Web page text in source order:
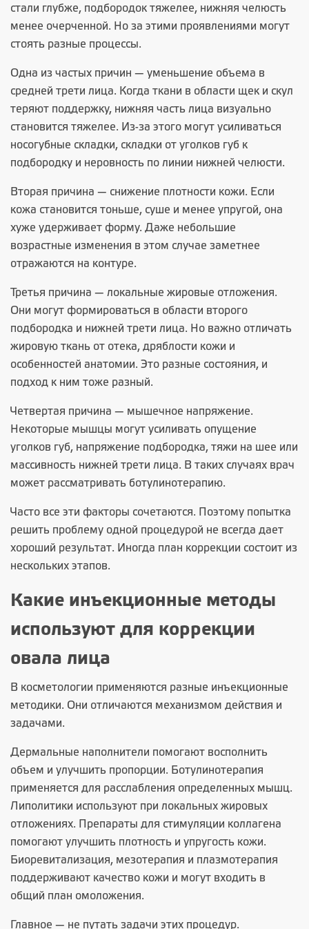
стали глубже, подбородок тяжелее, нижняя челюсть
менее очерченной. Но за этими проявлениями могут
стоять разные процессы.
Одна из частых причин — уменьшение объема в
средней трети лица. Когда ткани в области щек и скул
теряют поддержку, нижняя часть лица визуально
становится тяжелее. Из-за этого могут усиливаться
носогубные складки, складки от уголков губ к
подбородку и неровность по линии нижней челюсти.
Вторая причина — снижение плотности кожи. Если
кожа становится тоньше, суше и менее упругой, она
хуже удерживает форму. Даже небольшие
возрастные изменения в этом случае заметнее
отражаются на контуре.
Третья причина — локальные жировые отложения.
Они могут формироваться в области второго
подбородка и нижней трети лица. Но важно отличать
жировую ткань от отека, дряблости кожи и
особенностей анатомии. Это разные состояния, и
подход к ним тоже разный.
Четвертая причина — мышечное напряжение.
Некоторые мышцы могут усиливать опущение
уголков губ, напряжение подбородка, тяжи на шее или
массивность нижней трети лица. В таких случаях врач
может рассматривать ботулинотерапию.
Часто все эти факторы сочетаются. Поэтому попытка
решить проблему одной процедурой не всегда дает
хороший результат. Иногда план коррекции состоит из
нескольких этапов.
Какие инъекционные методы
используют для коррекции
овала лица
В косметологии применяются разные инъекционные
методики. Они отличаются механизмом действия и
задачами.
Дермальные наполнители помогают восполнить
объем и улучшить пропорции. Ботулинотерапия
применяется для расслабления определенных мышц.
Липолитики используют при локальных жировых
отложениях. Препараты для стимуляции коллагена
помогают улучшить плотность и упругость кожи.
Биоревитализация, мезотерапия и плазмотерапия
поддерживают качество кожи и могут входить в
общий план омоложения.
Главное — не путать задачи этих процедур.